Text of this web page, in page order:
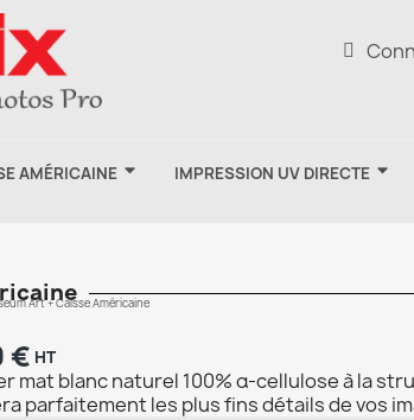
AMÉRICAINE IMPRESSION UV DIRECTE
Art + Caisse Américaine
€ HT
mat blanc naturel 100% α-cellulose à la
parfaitement les plus fins détails de vos